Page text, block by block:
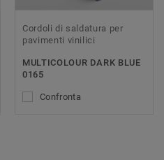
Cordoli di saldatura per
pavimenti vinilici
MULTICOLOUR DARK BLUE
0165
Confronta